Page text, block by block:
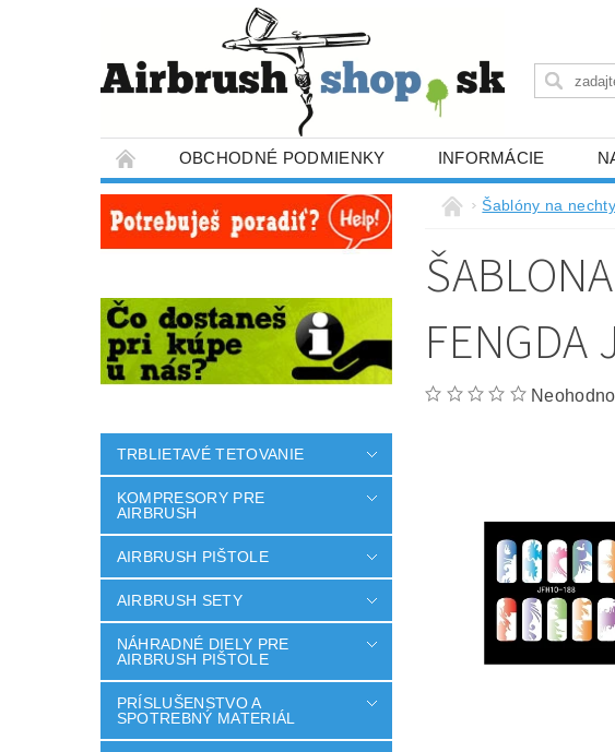
OBCHODNÉ PODMIENKY INFORMÁCIE
TRBLIETAVÉ TETOVANIE
KOMPRESORY PRE
AIRBRUSH
AIRBRUSH PIŠTOLE
AIRBRUSH SETY
NÁHRADNÉ DIELY PRE
AIRBRUSH PIŠTOLE
PRÍSLUŠENSTVO A
SPOTREBNÝ MATERIÁL
Šablóny na nechty
FENGDA